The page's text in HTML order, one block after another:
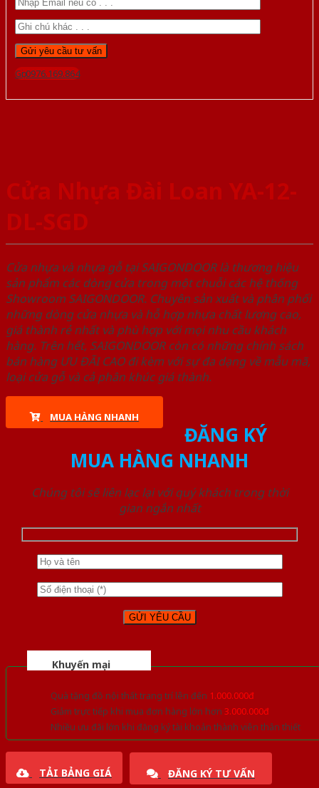
Gọi 0976.169.864
Cửa Nhựa Đài Loan YA-12-
DL-SGD
Cửa nhựa và nhựa gỗ tại SAIGONDOOR là thương hiệu
sản phẩm các dòng cửa trong một chuỗi các hệ thống
Showroom SAIGONDOOR. Chuyên sản xuất và phân phối
những dòng cửa nhựa và hỗ hợp nhựa chất lượng cao,
giá thành rẻ nhất và phù hợp với mọi nhu cầu khách
hàng. Trên hết, SAIGONDOOR còn có những chính sách
bán hàng ƯU ĐÃI CAO đi kèm với sự đa dạng về mẫu mã,
loại cửa gỗ và cả phân khúc giá thành.
MUA HÀNG NHANH
ĐĂNG KÝ
MUA HÀNG NHANH
Chúng tôi sẽ liên lạc lại với quý khách trong thời
gian ngắn nhất
Khuyến mại
Quà tặng đồ nội thất trang trí lên đến 1.000.000đ
Giảm trực tiếp khi mua đơn hàng lớn hơn 3.000.000đ
Nhiều ưu đãi lớn khi đăng ký tài khoản thành viên thân thiết
TẢI BẢNG GIÁ ĐĂNG KÝ TƯ VẤN